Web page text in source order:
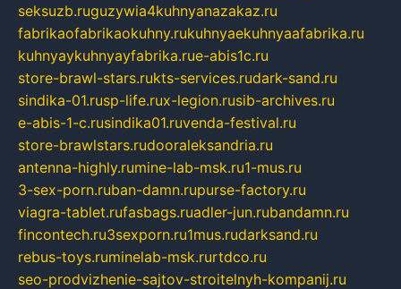
seksuzb.ruguzywia4kuhnyanazakaz.ru
fabrikaofabrikaokuhny.rukuhnyaekuhnyaafabrika.ru
kuhnyaykuhnyayfabrika.rue-abis1c.ru
store-brawl-stars.rukts-services.rudark-sand.ru
sindika-01.rusp-life.rux-legion.rusib-archives.ru
e-abis-1-c.rusindika01.ruvenda-festival.ru
store-brawlstars.rudooraleksandria.ru
antenna-highly.rumine-lab-msk.ru1-mus.ru
3-sex-porn.ruban-damn.rupurse-factory.ru
viagra-tablet.rufasbags.ruadler-jun.rubandamn.ru
fincontech.ru3sexporn.ru1mus.rudarksand.ru
rebus-toys.ruminelab-msk.rurtdco.ru
seo-prodvizhenie-sajtov-stroitelnyh-kompanij.ru